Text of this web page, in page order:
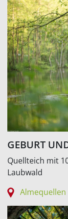
GEBURT
Quellteich mit
Laubwald